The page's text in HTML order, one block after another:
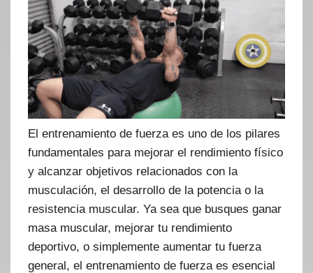
El entrenamiento de fuerza es uno de los pilares
fundamentales para mejorar el rendimiento físico
y alcanzar objetivos relacionados con la
musculación, el desarrollo de la potencia o la
resistencia muscular. Ya sea que busques ganar
masa muscular, mejorar tu rendimiento
deportivo, o simplemente aumentar tu fuerza
general, el entrenamiento de fuerza es esencial